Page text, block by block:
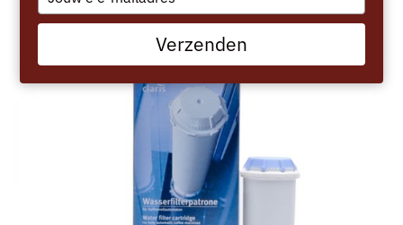
your
email
Verzenden